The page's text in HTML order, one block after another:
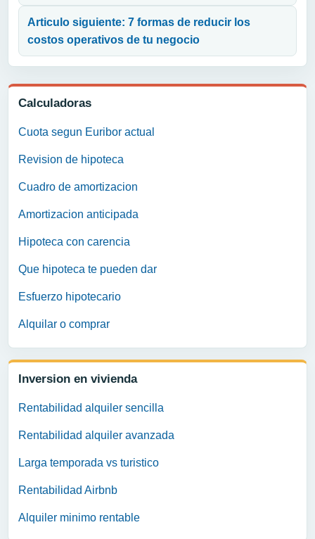
Calculadoras
Cuota segun Euribor actual
Revision de hipoteca
Cuadro de amortizacion
Amortizacion anticipada
Hipoteca con carencia
Que hipoteca te pueden dar
Esfuerzo hipotecario
Alquilar o comprar
Inversion en vivienda
Rentabilidad alquiler sencilla
Rentabilidad alquiler avanzada
Larga temporada vs turistico
Rentabilidad Airbnb
Alquiler minimo rentable
Articulo siguiente: 7 formas de reducir los
costos operativos de tu negocio